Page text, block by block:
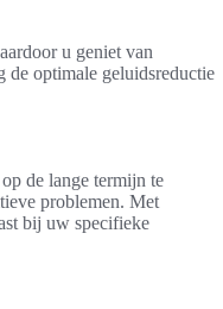
u geniet van
de optimale geluidsreductie
de lange termijn te
problemen. Met
bij uw specifieke